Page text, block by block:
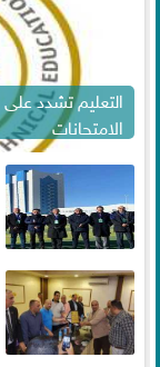
الامتحانات